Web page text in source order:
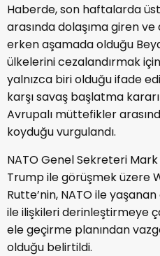
Haberde, son haftalarda
arasında dolaşıma giren
erken aşamada olduğu
ülkelerini cezalandırmak
yalnızca biri olduğu ifade
karşı savaş başlatma
Avrupalı müttefikler
koyduğu vurgulandı.
NATO Genel Sekreteri
Trump ile görüşmek üzere
Rutte’nin, NATO ile
ile ilişkileri derinleştirmeye
ele geçirme planından
olduğu belirtildi.